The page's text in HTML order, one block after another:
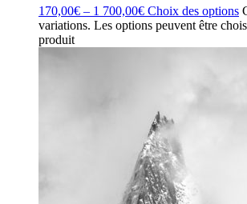
170,00€ – 1 700,00€ Choix des options
variations. Les options peuvent être
produit